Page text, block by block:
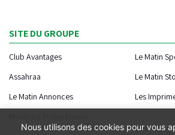
SITE DU GROUPE
Club Avantages
Le Matin
Assahraa
Le Matin
Le Matin Annonces
Les
Nous utilisons des cookies pour vous